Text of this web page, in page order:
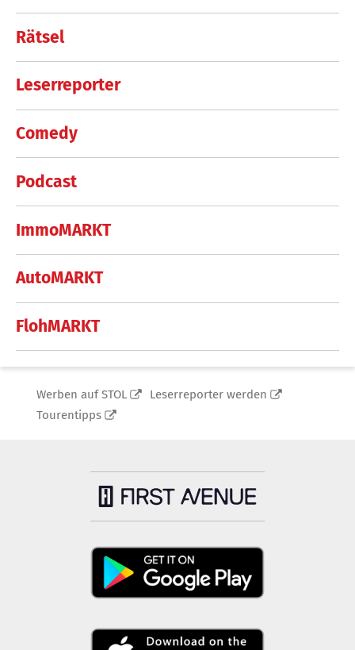
Rätsel
Leserreporter
Comedy
Podcast
ImmoMARKT
AutoMARKT
FlohMARKT
Werben auf STOL
Leserreporter werden
Tourentipps